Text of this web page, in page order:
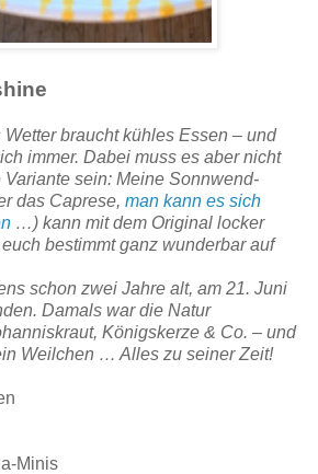
braucht kühles Essen – und
immer. Dabei muss es aber nicht
sein: Meine Sonnwend-
das Caprese, man kann es sich
…) kann mit dem Original locker
bestimmt ganz wunderbar auf
schon zwei Jahre alt, am 21. Juni
Damals war die Natur
Königskerze & Co. – und
Weilchen … Alles zu seiner Zeit!
Minis